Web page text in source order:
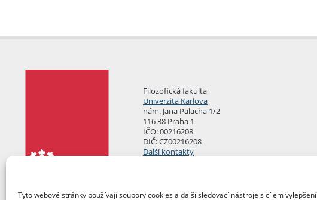
Tyto webové stránky používají soubory cookies a další sledovací nástroje s cílem vylepšení
Filozofická fakulta
Univerzita Karlova
nám. Jana Palacha 1/2
116 38 Praha 1
IČO: 00216208
DIČ: CZ00216208
Další kontakty